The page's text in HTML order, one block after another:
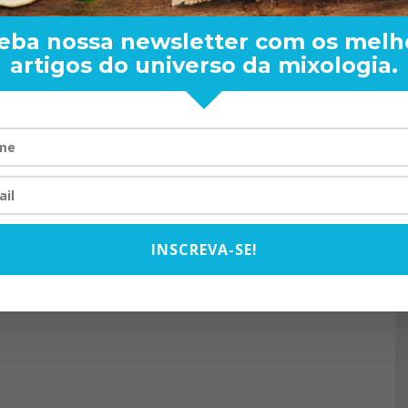
RAND BARTENDER: DE
VISTA PARA O MUNDO
nossa newsletter com os
artigos do universo da mixologia.
INSCREVA-SE!